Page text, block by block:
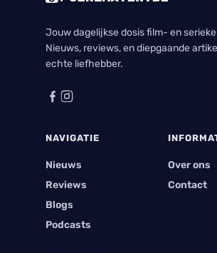
Jouw dagelijkse dosis film- en
Nieuws, reviews, en diepgaande
echte liefhebber.
NAVIGATIE
Nieuws
Reviews
Blogs
Podcasts
Over ons
Contact